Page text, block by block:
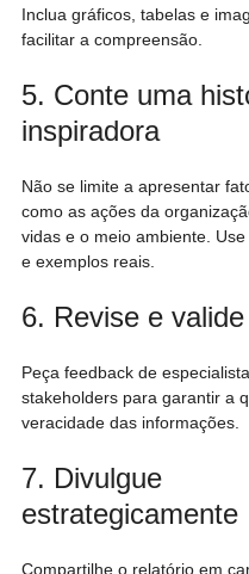
Inclua gráficos, tabelas e
facilitar a compreensão.
5. Conte uma
inspiradora
Não se limite a apresentar
como as ações da
vidas e o meio ambiente.
e exemplos reais.
6. Revise e valide
Peça feedback de
stakeholders para garantir a
veracidade das informações.
7. Divulgue
estrategicamente
Compartilhe o relatório em